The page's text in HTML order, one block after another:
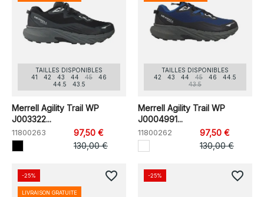
TAILLES DISPONIBLES
41
42 43 44 45
46
44.5
43.5
Merrell Agility Trail WP
J003322...
11800263
97,50 €
130,00 €
TAILLES DISPONIBLES
42
43 44 45 46
44.5
43.5
Merrell Agility Trail WP
J0004991...
11800262
97,50 €
130,00 €
-25%
LIVRAISON GRATUITE
favorite_border -25% favorite_border